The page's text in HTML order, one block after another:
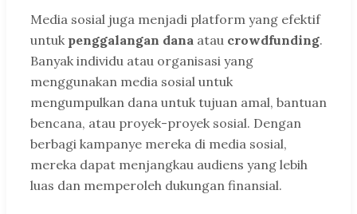
Media sosial juga menjadi platform yang efektif
untuk penggalangan dana atau crowdfunding.
Banyak individu atau organisasi yang
menggunakan media sosial untuk
mengumpulkan dana untuk tujuan amal, bantuan
bencana, atau proyek-proyek sosial. Dengan
berbagi kampanye mereka di media sosial,
mereka dapat menjangkau audiens yang lebih
luas dan memperoleh dukungan finansial.